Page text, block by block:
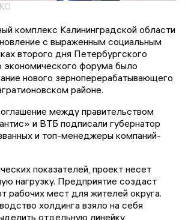
комплекс Калининградской области
с выраженным социальным
второго дня Петербургского
форума было
нового зерноперерабатывающего
районе.
между правительством
и ВТБ подписали губернатор
и топ-менеджеры компаний-
показателей, проект несет
нагрузку. Предприятие создаст
рабочих мест для жителей округа.
холдинга взяло на себя
отдельную линейку